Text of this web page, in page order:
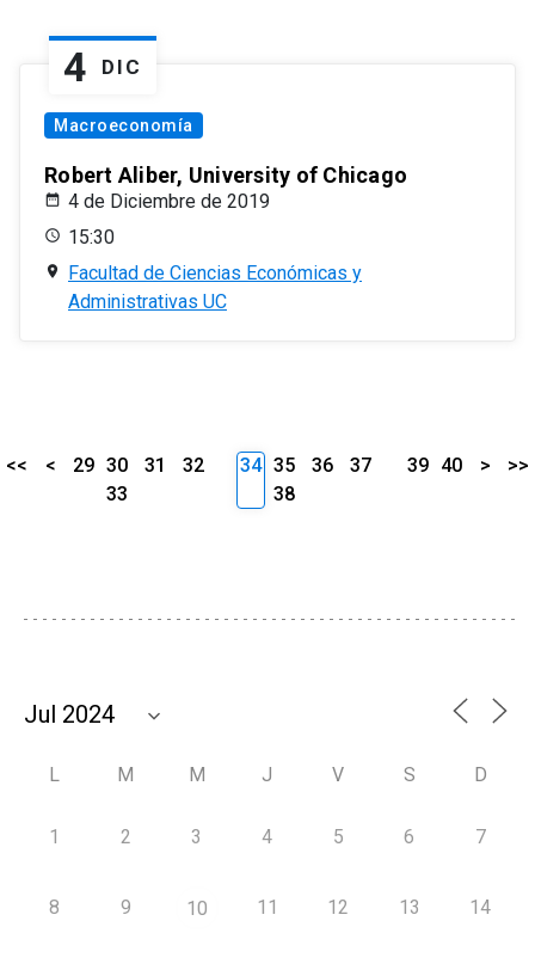
4 DIC
Macroeconomía
Robert Aliber, University of Chicago
4 de Diciembre de 2019
15:30
Facultad de Ciencias Económicas y
Administrativas UC
<< < 29 30 31
32
33
34 35 36
37
38
39 40 > >>
L M M J V S D
1 2 3 4 5 6 7
8 9 10 11 12 13 14